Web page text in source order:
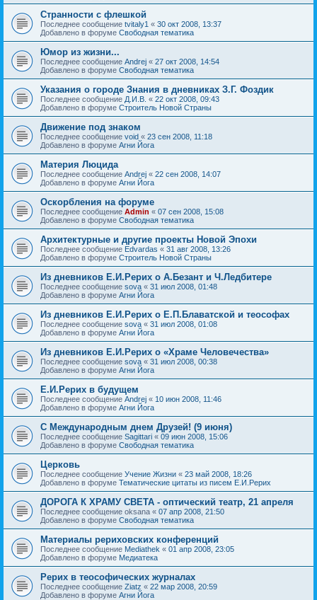
Странности с флешкой
Последнее сообщение tvitaly1 « 30 окт 2008, 13:37
Добавлено в форуме Свободная тематика
Юмор из жизни...
Последнее сообщение Andrej « 27 окт 2008, 14:54
Добавлено в форуме Свободная тематика
Указания о городе Знания в дневниках З.Г. Фоздик
Последнее сообщение Д.И.В. « 22 окт 2008, 09:43
Добавлено в форуме Строитель Новой Страны
Движение под знаком
Последнее сообщение void « 23 сен 2008, 11:18
Добавлено в форуме Агни Йога
Материя Люцида
Последнее сообщение Andrej « 22 сен 2008, 14:07
Добавлено в форуме Агни Йога
Оскорбления на форуме
Последнее сообщение Admin « 07 сен 2008, 15:08
Добавлено в форуме Свободная тематика
Архитектурные и другие проекты Новой Эпохи
Последнее сообщение Edvardas « 31 авг 2008, 13:26
Добавлено в форуме Строитель Новой Страны
Из дневников Е.И.Рерих о А.Безант и Ч.Ледбитере
Последнее сообщение sova « 31 июл 2008, 01:48
Добавлено в форуме Агни Йога
Из дневников Е.И.Рерих о Е.П.Блаватской и теософах
Последнее сообщение sova « 31 июл 2008, 01:08
Добавлено в форуме Агни Йога
Из дневников Е.И.Рерих о «Храме Человечества»
Последнее сообщение sova « 31 июл 2008, 00:38
Добавлено в форуме Агни Йога
Е.И.Рерих в будущем
Последнее сообщение Andrej « 10 июн 2008, 11:46
Добавлено в форуме Агни Йога
С Международным днем Друзей! (9 июня)
Последнее сообщение Sagittari « 09 июн 2008, 15:06
Добавлено в форуме Свободная тематика
Церковь
Последнее сообщение Учение Жизни « 23 май 2008, 18:26
Добавлено в форуме Тематические цитаты из писем Е.И.Рерих
ДОРОГА К ХРАМУ СВЕТА - оптический театр, 21 апреля
Последнее сообщение oksana « 07 апр 2008, 21:50
Добавлено в форуме Свободная тематика
Материалы рериховских конференций
Последнее сообщение Mediathek « 01 апр 2008, 23:05
Добавлено в форуме Медиатека
Рерих в теософических журналах
Последнее сообщение Ziatz « 22 мар 2008, 20:59
Добавлено в форуме Агни Йога